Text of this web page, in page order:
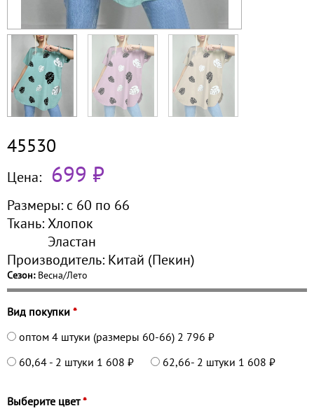
45530
Цена: 699 ₽
Размеры: с 60 по 66
Ткань:Хлопок
Эластан
Производитель: Китай (Пекин)
Сезон: Весна/Лето
Вид покупки *
оптом 4 штуки (размеры 60-66) 2 796 ₽
60,64 - 2 штуки 1 608 ₽ 62,66- 2 штуки 1 608 ₽
Выберите цвет*